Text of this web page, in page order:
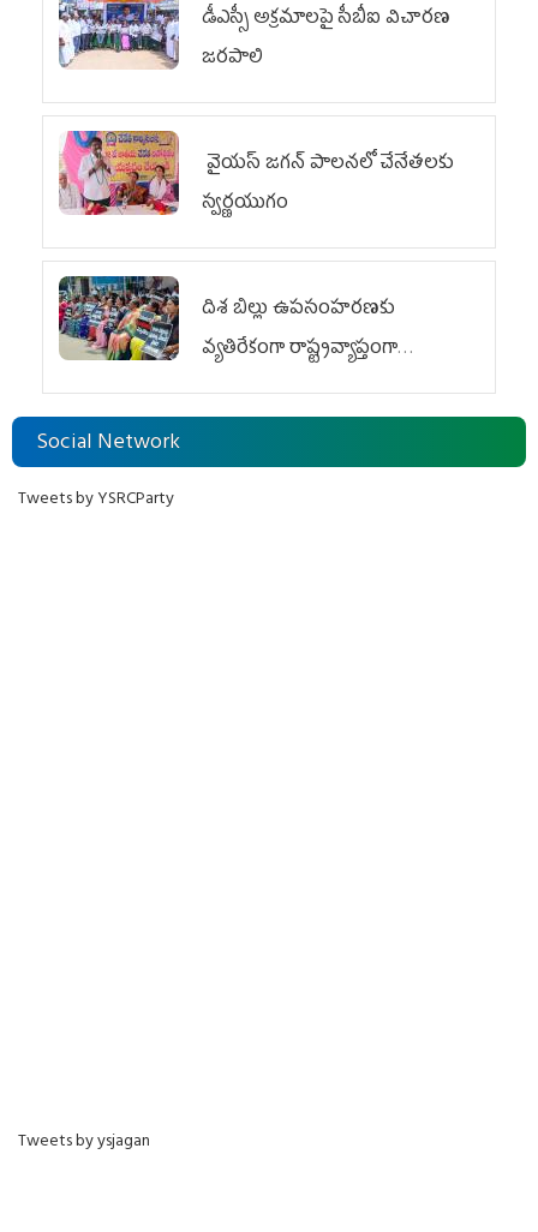
డీఎస్సీ అక్రమాలపై సీబీఐ విచారణ
జరపాలి
వైయ‌స్ జగన్ పాలనలో చేనేతలకు
స్వర్ణయుగం
దిశ బిల్లు ఉపసంహరణకు
వ్యతిరేకంగా రాష్ట్రవ్యాప్తంగా
వైయ‌స్ఆర్‌సీపీ మహిళా విభాగం
ఆందోళనలు
Social Network
Tweets by YSRCParty
Tweets by ysjagan